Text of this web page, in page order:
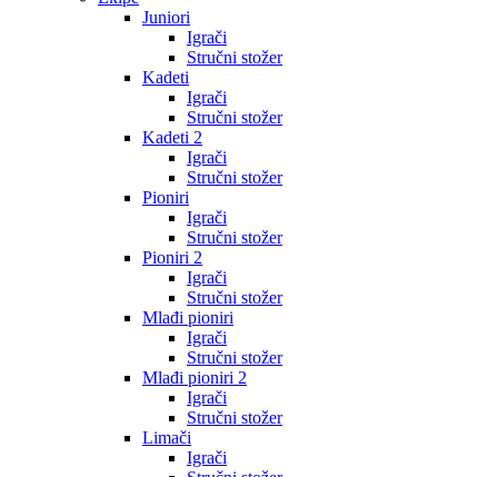
Juniori
Igrači
Stručni stožer
Kadeti
Igrači
Stručni stožer
Kadeti 2
Igrači
Stručni stožer
Pioniri
Igrači
Stručni stožer
Pioniri 2
Igrači
Stručni stožer
Mlađi pioniri
Igrači
Stručni stožer
Mlađi pioniri 2
Igrači
Stručni stožer
Limači
Igrači